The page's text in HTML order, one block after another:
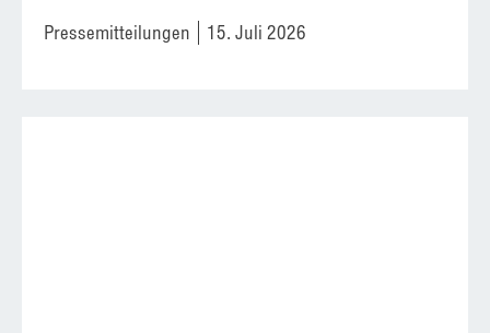
Pressemitteilungen 15. Juli 2026